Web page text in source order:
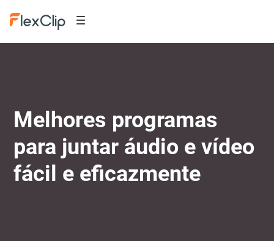
Melhores programas
para juntar áudio e vídeo
fácil e eficazmente